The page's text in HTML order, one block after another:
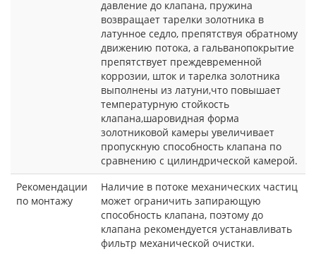
давление до клапана, пружина
возвращает тарелки золотника в
латунное седло, препятствуя обратному
движению потока, а гальванопокрытие
препятствует преждевременной
коррозии, шток и тарелка золотника
выполнены из латуни,что повышает
температурную стойкость
клапана,шаровидная форма
золотниковой камеры увеличивает
пропускную способность клапана по
сравнению с цилиндрической камерой.
Рекомендации
по монтажу
Наличие в потоке механических частиц
может ограничить запирающую
способность клапана, поэтому до
клапана рекомендуется устанавливать
фильтр механической очистки.